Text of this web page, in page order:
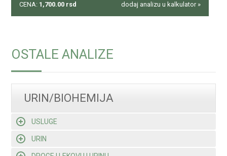
CENA: 1,700.00 rsd dodaj analizu u kalkulator »
OSTALE ANALIZE
URIN/BIOHEMIJA
USLUGE
URIN